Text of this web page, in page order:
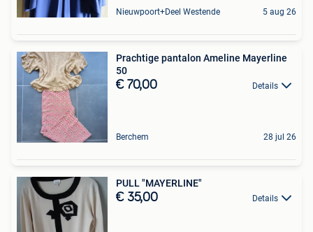
Nieuwpoort+Deel Westende 5 aug 26
Prachtige pantalon Ameline Mayerline
50
€ 70,00 Details
Berchem 28 jul 26
PULL "MAYERLINE"
€ 35,00 Details